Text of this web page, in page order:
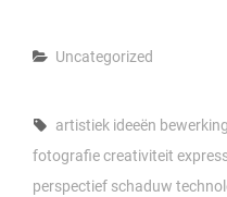
Categories
Uncategorized
Tags,
artistiek ideeën
fotografiecreativiteit
perspectief schaduw